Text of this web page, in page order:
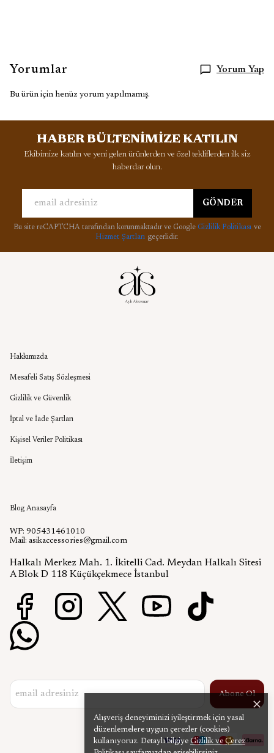
Alışveriş deneyiminizi iyileştirmek için yasal
düzenlemelere uygun çerezler (cookies)
kullanıyoruz. Detaylı bilgiye Gizlilik ve Çerez
Yorumlar Yorum Yap
Bu ürün için henüz yorum yapılmamış.
HABER BÜLTENİMİZE KATILIN
Ekibimize katılın ve yeni gelen ürünlerden ve özel tekliflerden ilk siz
haberdar olun.
GÖNDER
Bu site reCAPTCHA tarafından korunmaktadır ve Google Gizlilik Politikası ve
Hizmet Şartları geçerlidir.
Hakkımızda
Mesafeli Satış Sözleşmesi
Gizlilik ve Güvenlik
İptal ve İade Şartları
Kişisel Veriler Politikası
İletişim
Blog Anasayfa
WP: 905431461010
Mail: asikaccessories@gmail.com
Halkalı Merkez Mah. 1. İkitelli Cad. Meydan Halkalı Sitesi
A Blok D 118 Küçükçekmece İstanbul
Abone Ol